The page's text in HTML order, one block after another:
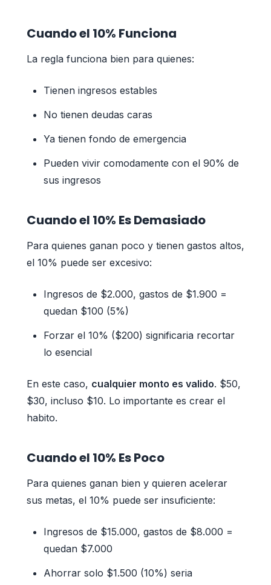
Cuando el 10% Funciona
La regla funciona bien para quienes:
Tienen ingresos estables
No tienen deudas caras
Ya tienen fondo de emergencia
Pueden vivir comodamente con el 90% de
sus ingresos
Cuando el 10% Es Demasiado
Para quienes ganan poco y tienen gastos altos,
el 10% puede ser excesivo:
Ingresos de $2.000, gastos de $1.900 =
quedan $100 (5%)
Forzar el 10% ($200) significaria recortar
lo esencial
En este caso, cualquier monto es valido. $50,
$30, incluso $10. Lo importante es crear el
habito.
Cuando el 10% Es Poco
Para quienes ganan bien y quieren acelerar
sus metas, el 10% puede ser insuficiente:
Ingresos de $15.000, gastos de $8.000 =
quedan $7.000
Ahorrar solo $1.500 (10%) seria